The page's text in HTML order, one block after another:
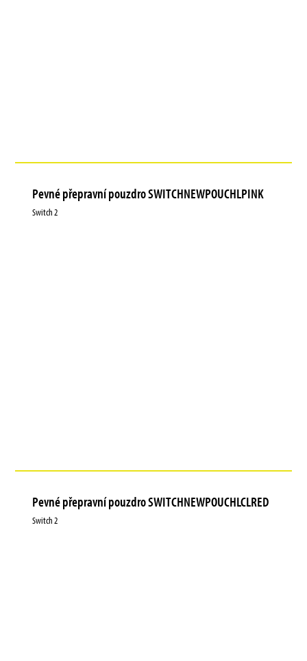
Pevné přepravní pouzdro SWITCHNEWPOUCHLPINK
Switch 2
Pevné přepravní pouzdro SWITCHNEWPOUCHLCLRED
Switch 2